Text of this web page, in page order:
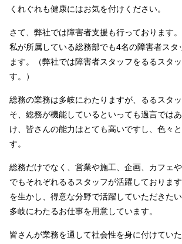
くれぐれも健康にはお気を付けください。
さて、弊社では障害者支援も行っております。
私が所属している総務部でも4名の障害者スタ
ます。（弊社では障害者スタッフをるるスタ
す。）
総務の業務は多岐にわたりますが、るるスタ
そ、総務が機能しているといっても過言では
け、皆さんの能力はとても高いですし、色々
す。
総務だけでなく、営業や施工、企画、カフェ
でもそれぞれるるスタッフが活躍しておりま
を生かし、得意な分野で活躍していただきたい
多岐にわたるお仕事を用意しています。
皆さんが業務を通して社会性を身に付けてい